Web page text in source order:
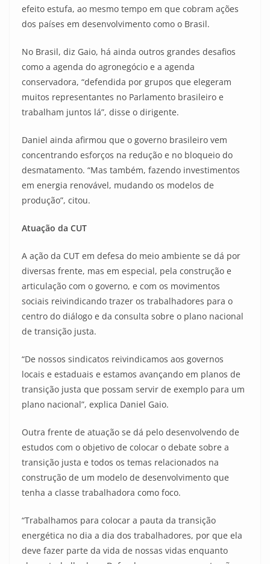
efeito estufa, ao mesmo tempo em que cobram ações
dos países em desenvolvimento como o Brasil.
No Brasil, diz Gaio, há ainda outros grandes desafios
como a agenda do agronegócio e a agenda
conservadora, “defendida por grupos que elegeram
muitos representantes no Parlamento brasileiro e
trabalham juntos lá”, disse o dirigente.
Daniel ainda afirmou que o governo brasileiro vem
concentrando esforços na redução e no bloqueio do
desmatamento. “Mas também, fazendo investimentos
em energia renovável, mudando os modelos de
produção”, citou.
Atuação da CUT
A ação da CUT em defesa do meio ambiente se dá por
diversas frente, mas em especial, pela construção e
articulação com o governo, e com os movimentos
sociais reivindicando trazer os trabalhadores para o
centro do diálogo e da consulta sobre o plano nacional
de transição justa.
“De nossos sindicatos reivindicamos aos governos
locais e estaduais e estamos avançando em planos de
transição justa que possam servir de exemplo para um
plano nacional”, explica Daniel Gaio.
Outra frente de atuação se dá pelo desenvolvendo de
estudos com o objetivo de colocar o debate sobre a
transição justa e todos os temas relacionados na
construção de um modelo de desenvolvimento que
tenha a classe trabalhadora como foco.
“Trabalhamos para colocar a pauta da transição
energética no dia a dia dos trabalhadores, por que ela
deve fazer parte da vida de nossas vidas enquanto